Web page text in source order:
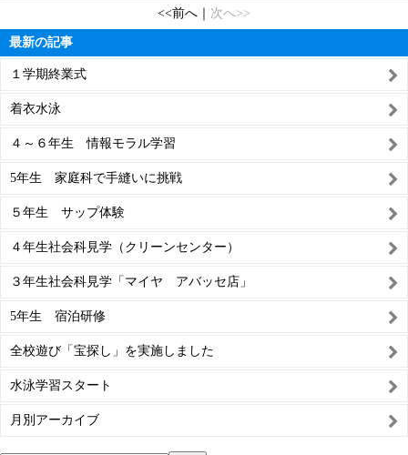
<<前へ 次へ>>
最新の記事
１学期終業式
着衣水泳
４～６年生 情報モラル学習
5年生 家庭科で手縫いに挑戦
５年生 サップ体験
４年生社会科見学（クリーンセンター）
３年生社会科見学「マイヤ アバッセ店」
5年生 宿泊研修
全校遊び「宝探し」を実施しました
水泳学習スタート
月別アーカイブ